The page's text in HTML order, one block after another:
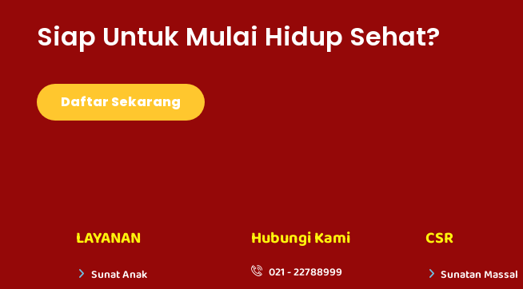
Siap Untuk Mulai Hidup Sehat?
Daftar Sekarang
LAYANAN
Sunat Anak
Hubungi Kami
021 - 22788999
CSR
Sunatan Massal